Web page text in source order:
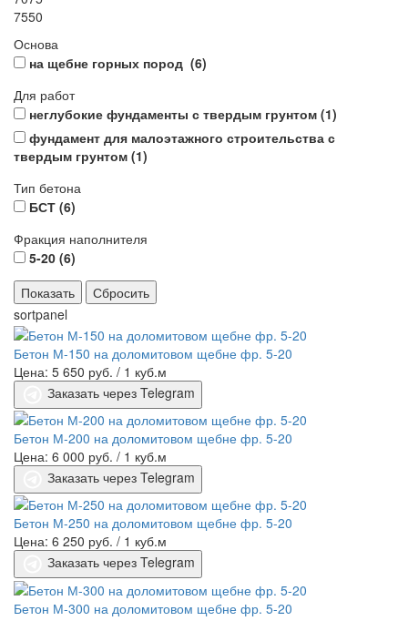
7550
Основа
на щебне горных пород (6)
Для работ
неглубокие фундаменты с твердым грунтом (1)
фундамент для малоэтажного строительства с
твердым грунтом (1)
Тип бетона
БСТ (6)
Фракция наполнителя
5-20 (6)
sortpanel
Бетон М-150 на доломитовом щебне фр. 5-20
Цена: 5 650 руб. / 1 куб.м
Заказать через Telegram
Бетон М-200 на доломитовом щебне фр. 5-20
Цена: 6 000 руб. / 1 куб.м
Заказать через Telegram
Бетон М-250 на доломитовом щебне фр. 5-20
Цена: 6 250 руб. / 1 куб.м
Заказать через Telegram
Бетон М-300 на доломитовом щебне фр. 5-20